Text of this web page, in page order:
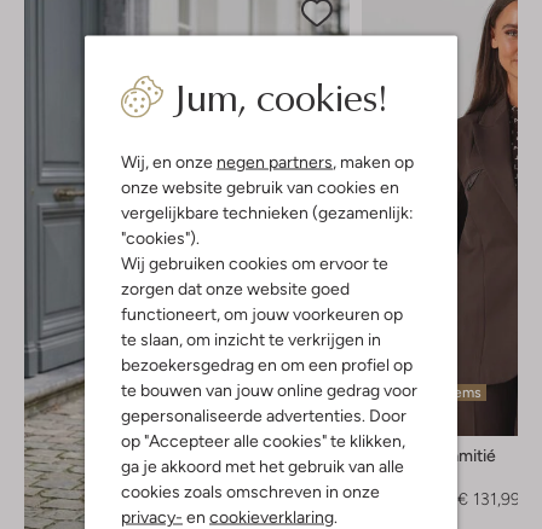
Jum, cookies!
Wij, en onze negen partners, maken op
onze website gebruik van cookies en
vergelijkbare technieken (gezamenlijk:
"cookies").
Wij gebruiken cookies om ervoor te
zorgen dat onze website goed
functioneert, om jouw voorkeuren op
te slaan, om inzicht te verkrijgen in
bezoekersgedrag en om een profiel op
te bouwen van jouw online gedrag voor
gepersonaliseerde advertenties. Door
op "Accepteer alle cookies" te klikken,
ga je akkoord met het gebruik van alle
cookies zoals omschreven in onze
privacy- en cookieverklaring.
Laatste items
-40%
Haute L'amitié
Blazer
€ 131,99